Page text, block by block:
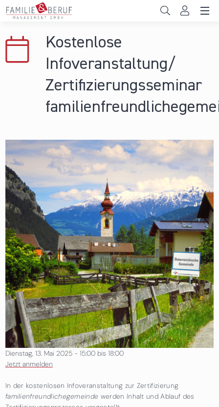
Direkt zum Inhalt
Hochschulen
Persönliche Vereinbarkeit
News & Events
Kostenlose
Infoveranstaltung/
Zertifizierungsseminar
Dienstag, 13. Mai 2025 - 15:00bis 18:00
Jetzt anmelden
In der kostenlosen Infoveranstaltung zur Zertifizierung
familienfreundlichegemeinde werden Inhalt und Ablauf des